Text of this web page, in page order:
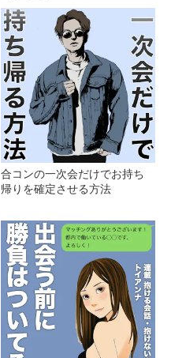
合コンの一次会だけでお持ち
帰りを確定させる方法